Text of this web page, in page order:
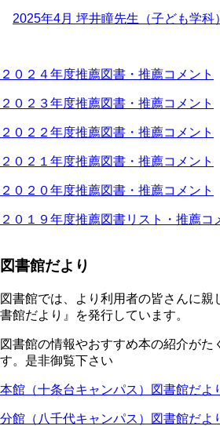
2025年4月 坪井瞳先生（子ども学科）
２０２４年度推薦図書・推薦コメント
２０２３年度推薦図書・推薦コメント
２０２２年度推薦図書・推薦コメント
２０２１年度推薦図書・推薦コメント
２０２０年度推薦図書・推薦コメント
２０１９年度推薦図書リスト・推薦コ
図書館だより
図書館では、より利用者の皆さんに親
書館だより』を発行しています。
図書館の情報やおすすめ本の紹介がた
す。是非御覧下さい
本館（十条台キャンパス）図書館だよ
分館（八千代キャンパス）図書館だよ